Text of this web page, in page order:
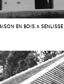
EN BOIS À SENLISSE